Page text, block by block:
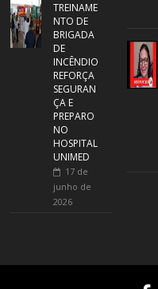
TREINAME
NTO DE
BRIGADA
DE
INCÊNDIO
REFORÇA
SEGURAN
ÇA E
PREPARO
NO
HOSPITAL
UNIMED
17 de
junho de
2026